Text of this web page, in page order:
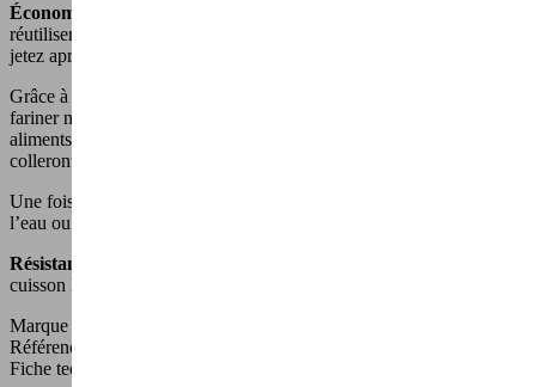
Économique
réutiliser. Dites au revoir aux mètres de feuilles de cuisson que vous
jetez après utilisation !
Grâce à son
fariner ni de graisser vos aliments avant cuisson ! Faites cuire des
aliments plus fragiles comme du poisson ou des légumes. Ceux-ci ne
colleront plus sur votre grille.
Une fois refroidie, passez la feuille DURANDAL Selection sous
l’eau ou directement au lave-vaisselle.
Résistante et durable
cuisson DURANDAL Selection !
Marque
Référence
Fiche technique